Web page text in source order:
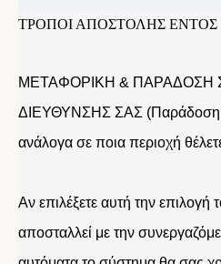
ΤΡΟΠΟΙ ΑΠΟΣΤΟΛΗΣ
ΜΕΤΑΦΟΡΙΚΗ & ΠΑΡΑΔΟΣΗ
ΔΙΕΥΘΥΝΣΗΣ ΣΑΣ (Παράδοση
ανάλογα σε ποια περιοχή
Αν επιλέξετε αυτή την επιλογή
αποσταλλεί με την